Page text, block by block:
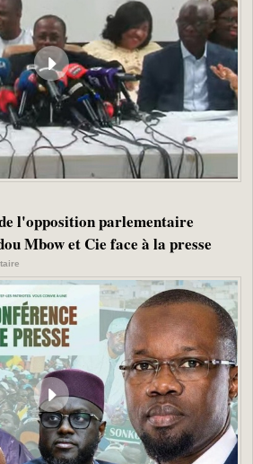
l'opposition parlementaire
Mbow et Cie face à la presse